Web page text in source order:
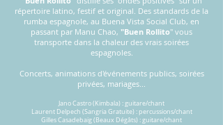
répertoire latino, festif et original. Des standards de la
rumba espagnole, au Buena Vista Social Club, en
passant par Manu Chao, "Buen Rollito" vous
transporte dans la chaleur des vrais soirées
espagnoles.
Concerts, animations d'événements publics, soirées
privées, mariages...
Jano Castro (Kimbala) : guitare/chant
Laurent Delpech (Sangria Gratuite) : percussions/chant
Gilles Casadebaig (Beaux Dégâts) : guitare/chant